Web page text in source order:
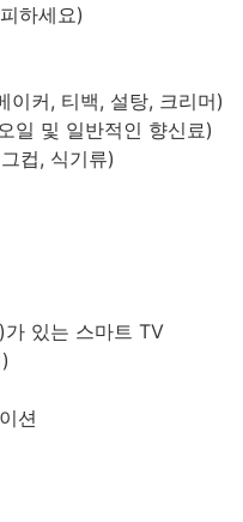
하세요)
이커, 티백, 설탕, 크리머)
일 및 일반적인 향신료)
컵, 식기류)
있는 스마트 TV
션